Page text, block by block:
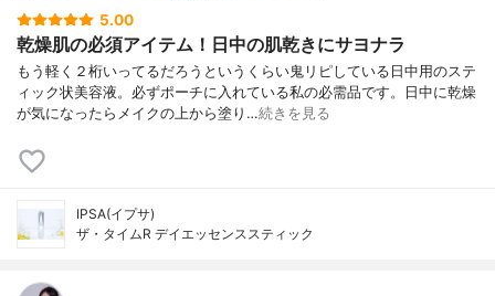
5.00
乾燥肌の必須アイテム！日中の肌乾きにサヨナラ
もう軽く２桁いってるだろうというくらい鬼リピしている日中用のステ
ィック状美容液。必ずポーチに入れている私の必需品です。日中に乾燥
が気になったらメイクの上から塗り…続きを見る
IPSA(イプサ)
ザ・タイムR デイエッセンススティック